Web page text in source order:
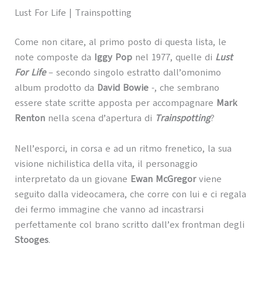
Lust For Life | Trainspotting
Come non citare, al primo posto di questa lista, le
note composte da Iggy Popnel 1977, quelle di Lust
For Life– secondo singolo estratto dall’omonimo
album prodotto da David Bowie-, che sembrano
essere state scritte apposta per accompagnare Mark
Rentonnella scena d’apertura di Trainspotting?
Nell’esporci, in corsa e ad un ritmo frenetico, la sua
visione nichilistica della vita, il personaggio
interpretato da un giovane Ewan McGregorviene
seguito dalla videocamera, che corre con lui e ci regala
dei fermo immagine che vanno ad incastrarsi
perfettamente col brano scritto dall’ex frontman degli
Stooges.